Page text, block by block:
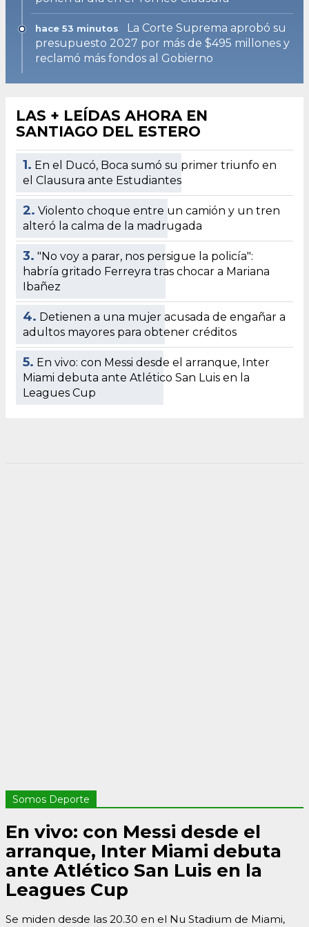
hace 53 minutos
La Corte Suprema aprobó su
presupuesto 2027 por más de $495 millones y
reclamó más fondos al Gobierno
LAS + LEÍDAS AHORA EN
SANTIAGO DEL ESTERO
1. En el Ducó, Boca sumó su primer triunfo en
el Clausura ante Estudiantes
2. Violento choque entre un camión y un tren
alteró la calma de la madrugada
3. "No voy a parar, nos persigue la policía":
habría gritado Ferreyra tras chocar a Mariana
Ibañez
4. Detienen a una mujer acusada de engañar a
adultos mayores para obtener créditos
5. En vivo: con Messi desde el arranque, Inter
Miami debuta ante Atlético San Luis en la
Leagues Cup